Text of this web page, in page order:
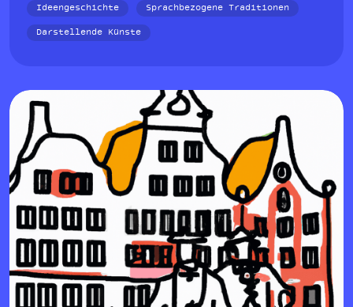
Ideengeschichte
Sprachbezogene Traditionen
Darstellende Künste